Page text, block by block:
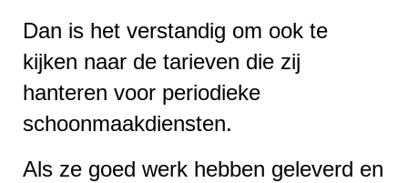
Dan is het verstandig om ook te
kijken naar de tarieven die zij
hanteren voor periodieke
schoonmaakdiensten.
Als ze goed werk hebben geleverd en